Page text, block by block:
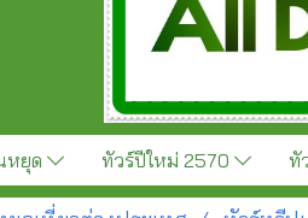
หยุด ทัวร์ปีใหม่ 2570 ทั